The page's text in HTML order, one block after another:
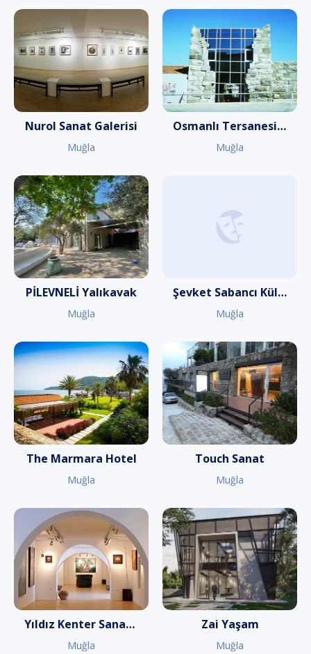
Nurol Sanat Galerisi
Muğla
Osmanlı Tersanesi Sanat Galerisi
Muğla
PİLEVNELİ Yalıkavak
Muğla
Şevket Sabancı Kültür ve Sanat Merkezi
Muğla
The Marmara Hotel
Muğla
Touch Sanat
Muğla
Yıldız Kenter Sanat Galerisi
Muğla
Zai Yaşam
Muğla